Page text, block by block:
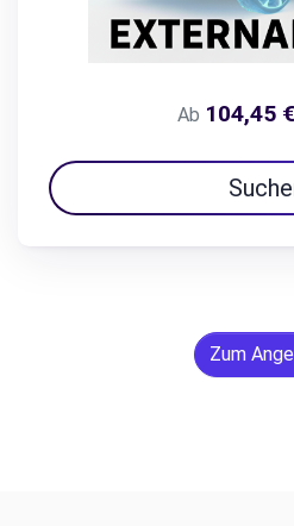
Ab 104,45
Zum